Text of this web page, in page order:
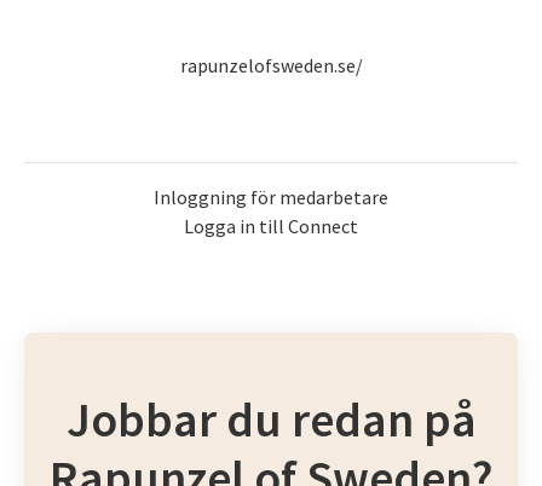
rapunzelofsweden.se/
Inloggning för medarbetare
Logga in till Connect
Jobbar du redan på